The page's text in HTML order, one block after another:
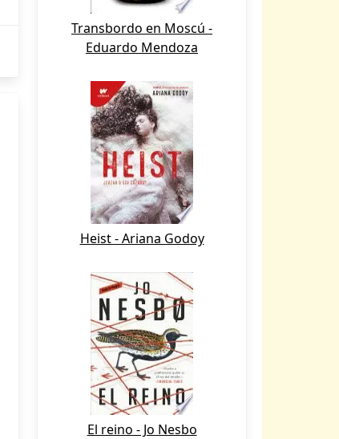
Transbordo en Moscú -
Eduardo Mendoza
Heist - Ariana Godoy
El reino - Jo Nesbo